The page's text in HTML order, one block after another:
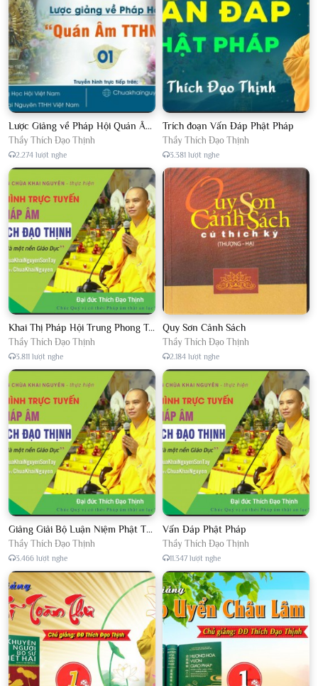
Lược Giảng về Pháp Hội Quán Âm TTHN lần 2
Thầy Thích Đạo Thịnh
2.274 lượt nghe
Trích đoạn Vấn Đáp Phật Pháp
Thầy Thích Đạo Thịnh
3.381 lượt nghe
Khai Thị Pháp Hội Trung Phong Tam Thời Hệ Niệm
Thầy Thích Đạo Thịnh
3.811 lượt nghe
Quy Sơn Cảnh Sách
Thầy Thích Đạo Thịnh
2.184 lượt nghe
Giảng Giải Bộ Luận Niệm Phật Thập Yếu Năm 2018
Thầy Thích Đạo Thịnh
3.466 lượt nghe
Vấn Đáp Phật Pháp
Thầy Thích Đạo Thịnh
11.347 lượt nghe